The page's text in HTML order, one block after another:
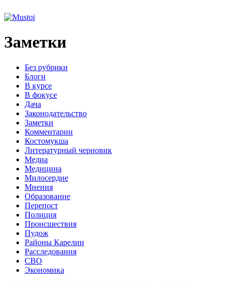
Заметки
Без рубрики
Блоги
В курсе
В фокусе
Дача
Законодательство
Заметки
Комментарии
Костомукша
Литературный черновик
Медиа
Медицина
Милосердие
Мнения
Образование
Перепост
Полиция
Происшествия
Пудож
Районы Карелии
Расследования
СВО
Экономика